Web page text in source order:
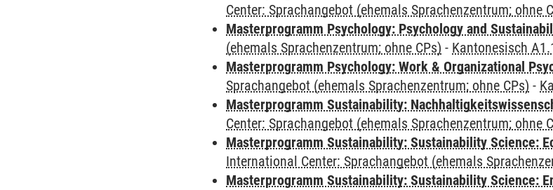
Center: Sprachangebot (ehemals Sprachenzentrum; ohne
Masterprogramm Psychology: Psychology and
(ehemals Sprachenzentrum; ohne CPs) - Kantonesisch
Masterprogramm Psychology: Work & Organizational
Sprachangebot (ehemals Sprachenzentrum; ohne CPs) -
Masterprogramm Sustainability:
Center: Sprachangebot (ehemals Sprachenzentrum; ohne
Masterprogramm Sustainability: Sustainability Science:
International Center: Sprachangebot (ehemals
Masterprogramm Sustainability: Sustainability Science: